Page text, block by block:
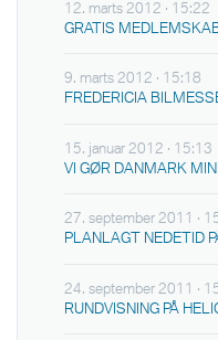
12. marts 2012 · 15:22
GRATIS
9. marts 2012 · 15:18
FREDERICIA
15. januar 2012 · 15:13
VI GØR DANMARK
27. september 2011 ·
PLANLAGT NEDETID
24. september 2011 ·
RUNDVISNING PÅ